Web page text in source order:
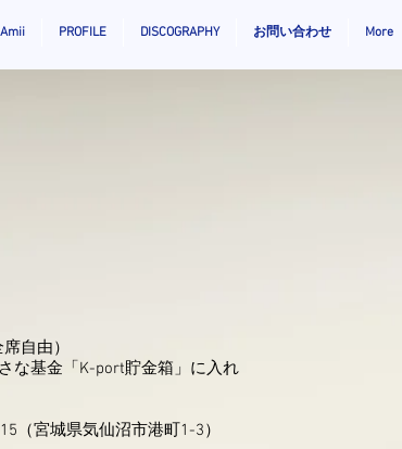
PROFILE DISCOGRAPHY お問い合わせ More
自由）
な基金「K-port貯金箱」に入れ
（宮城県気仙沼市港町1-3）